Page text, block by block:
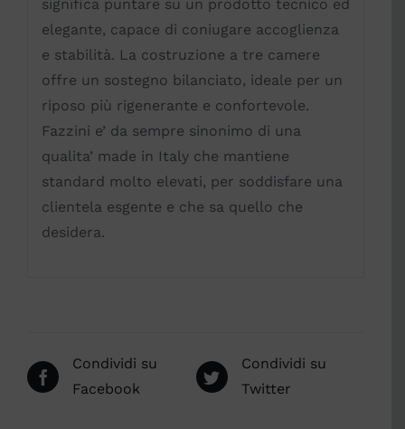
significa puntare su un prodotto tecnico ed
elegante, capace di coniugare accoglienza
e stabilità. La costruzione a tre camere
offre un sostegno bilanciato, ideale per un
riposo più rigenerante e confortevole.
Fazzini e’ da sempre sinonimo di una
qualita’ made in Italy che mantiene
standard molto elevati, per soddisfare una
clientela esgente e che sa quello che
desidera.
Condividi su
Facebook
Condividi su
Twitter